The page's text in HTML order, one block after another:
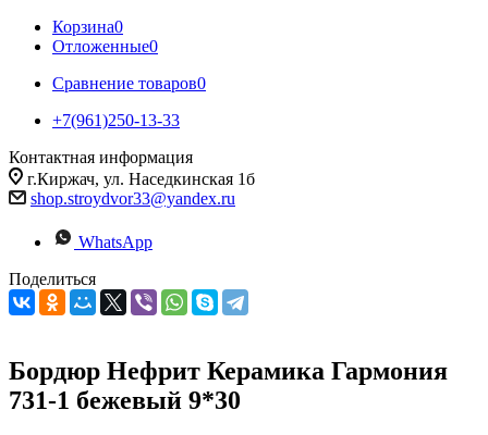
Корзина0
Отложенные0
Сравнение товаров0
+7(961)250-13-33
Контактная информация
г.Киржач, ул. Наседкинская 1б
shop.stroydvor33@yandex.ru
WhatsApp
Поделиться
Бордюр Нефрит Керамика Гармония
731-1 бежевый 9*30